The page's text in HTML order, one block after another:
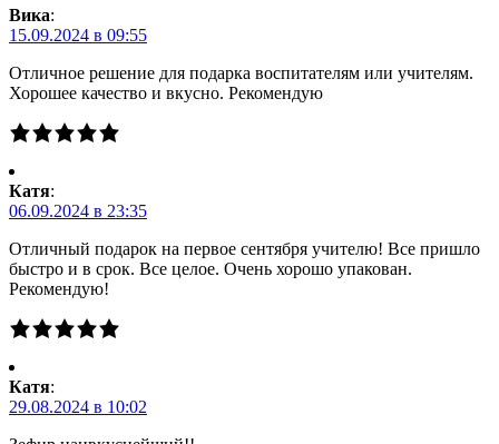
Вика:
15.09.2024 в 09:55
Отличное решение для подарка воспитателям или учителям.
Хорошее качество и вкусно. Рекомендую
Катя:
06.09.2024 в 23:35
Отличный подарок на первое сентября учителю! Все пришло
быстро и в срок. Все целое. Очень хорошо упакован.
Рекомендую!
Катя:
29.08.2024 в 10:02